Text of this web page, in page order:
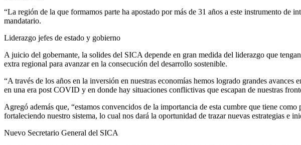
“La región de la que formamos parte ha apostado por más de 31 años a este instrumento de
mandatario.
Liderazgo jefes de estado y gobierno
A juicio del gobernante, la solides del SICA depende en gran medida del liderazgo que
extra regional para avanzar en la consecución del desarrollo sostenible.
“A través de los años en la inversión en nuestras economías hemos logrado grandes
en una era post COVID y en donde hay situaciones conflictivas que escapan de nuestras
Agregó además que, “estamos convencidos de la importancia de esta cumbre que tiene
fortaleciendo nuestro sistema, lo cual nos dará la oportunidad de trazar nuevas estrategias e
Nuevo Secretario General del SICA